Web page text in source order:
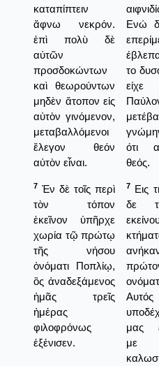
καταπίπτειν
ἄφνω νεκρόν.
ἐπὶ πολὺ δὲ
αὐτῶν
προσδοκώντων
καὶ θεωρούντων
μηδὲν ἄτοπον εἰς
αὐτὸν γινόμενον,
μεταβαλλόμενοι
ἔλεγον θεόν
αὐτὸν εἶναι.
Ενώ
το
είχε
ότι
θεός.
7 Ἐν δὲ τοῖς περὶ
τὸν τόπον
ἐκεῖνον ὑπῆρχε
χωρία τῷ πρώτῳ
τῆς νήσου
ὀνόματι Ποπλίῳ,
ὃς ἀναδεξάμενος
ἡμᾶς τρεῖς
ἡμέρας
φιλοφρόνως
ἐξένισεν.
7 Εις
δε
μας
με